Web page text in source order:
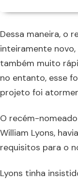
Dessa maneira, o
inteiramente
também muito
no entanto, esse
projeto foi
O recém-
William Lyons,
requisitos para o
Lyons tinha